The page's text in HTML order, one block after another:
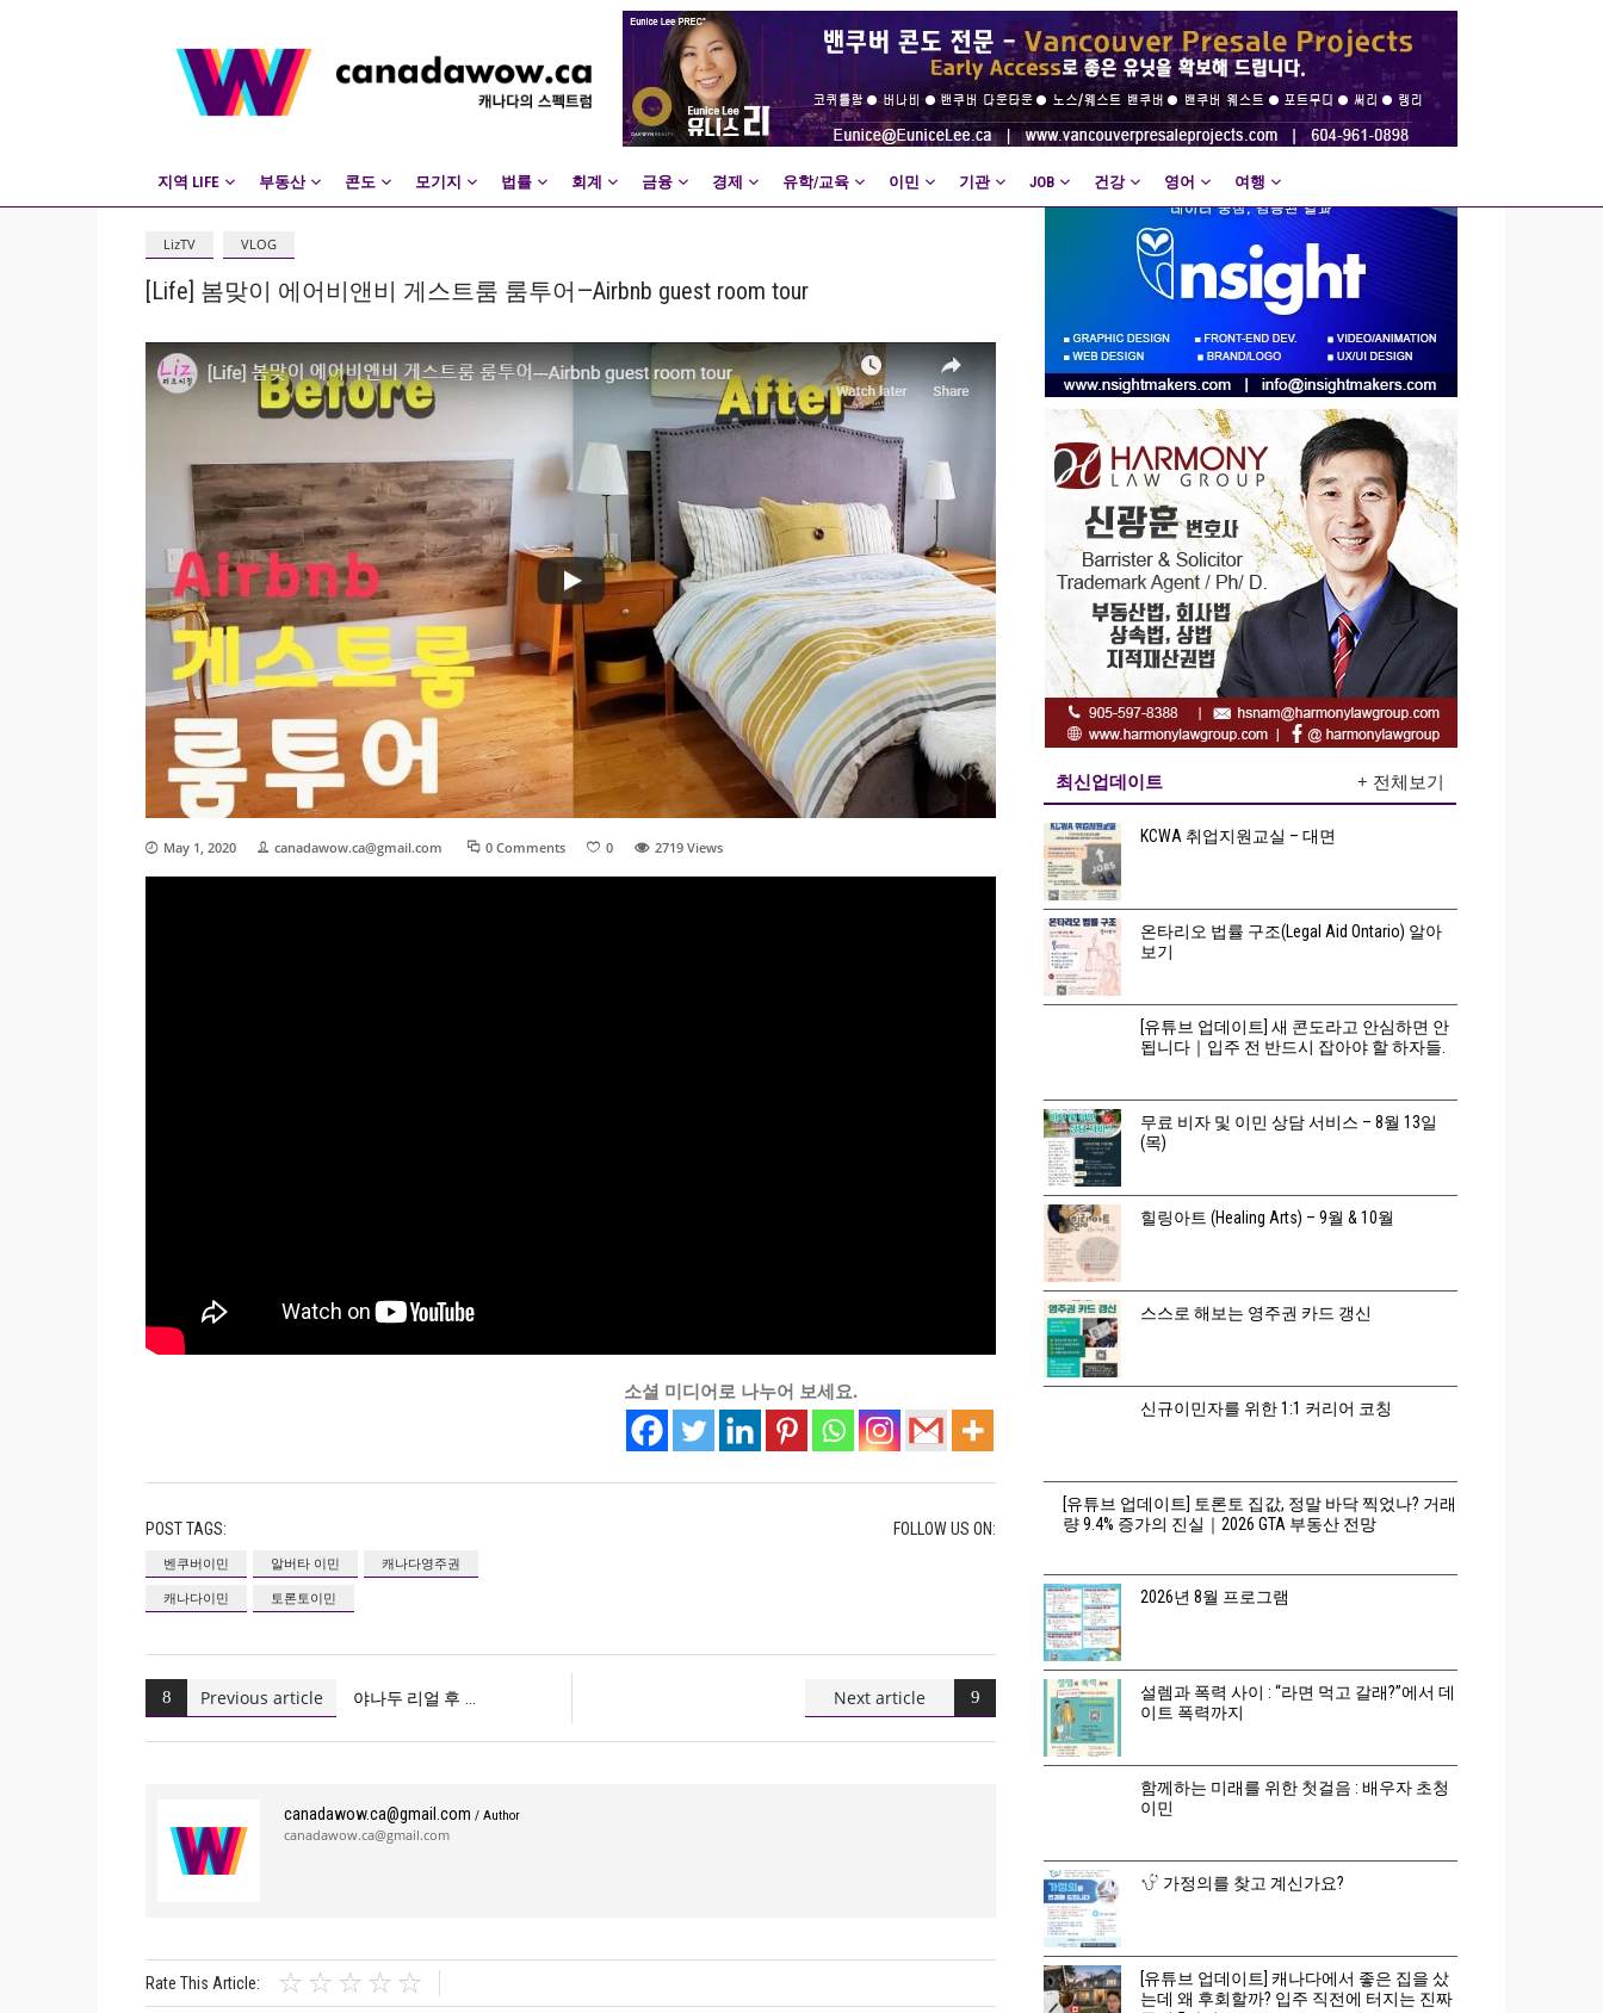
지역 LIFE 부동산 콘도 모기지 법률 회계 금융 경제 유학/교육 이민 기관 JOB 건강 영어 여행
LizTV VLOG
[Life] 봄맞이 에어비앤비 게스트룸 룸투어—Airbnb guest room tour
May 1, 2020 canadawow.ca@gmail.com 0 Comments 0 2719 Views
소셜 미디어로 나누어 보세요.
POST TAGS:
벤쿠버이민 알버타 이민
캐나다영주권
캐나다이민
토론토이민
FOLLOW US ON:
Previous article 야나두 리얼 후 Next article
canadawow.ca@gmail.com / Author
canadawow.ca@gmail.com
Rate This Article:
최신업데이트 + 전체보기
KCWA 취업지원교실 – 대면
온타리오 법률 구조(Legal Aid Ontario) 알아
보기
[유튜브 업데이트] 새 콘도라고 안심하면 안
됩니다｜입주 전 반드시 잡아야 할 하자들.
무료 비자 및 이민 상담 서비스 – 8월 13일
(목)
힐링아트 (Healing Arts) – 9월 & 10월
스스로 해보는 영주권 카드 갱신
신규이민자를 위한 1:1 커리어 코칭
[유튜브 업데이트] 토론토 집값, 정말 바닥 찍었나? 거래
량 9.4% 증가의 진실｜2026 GTA 부동산 전망
2026년 8월 프로그램
설렘과 폭력 사이 : “라면 먹고 갈래?”에서 데
이트 폭력까지
함께하는 미래를 위한 첫걸음 : 배우자 초청
이민
가정의를 찾고 계신가요?
[유튜브 업데이트] 캐나다에서 좋은 집을 샀
는데 왜 후회할까? 입주 직전에 터지는 진짜